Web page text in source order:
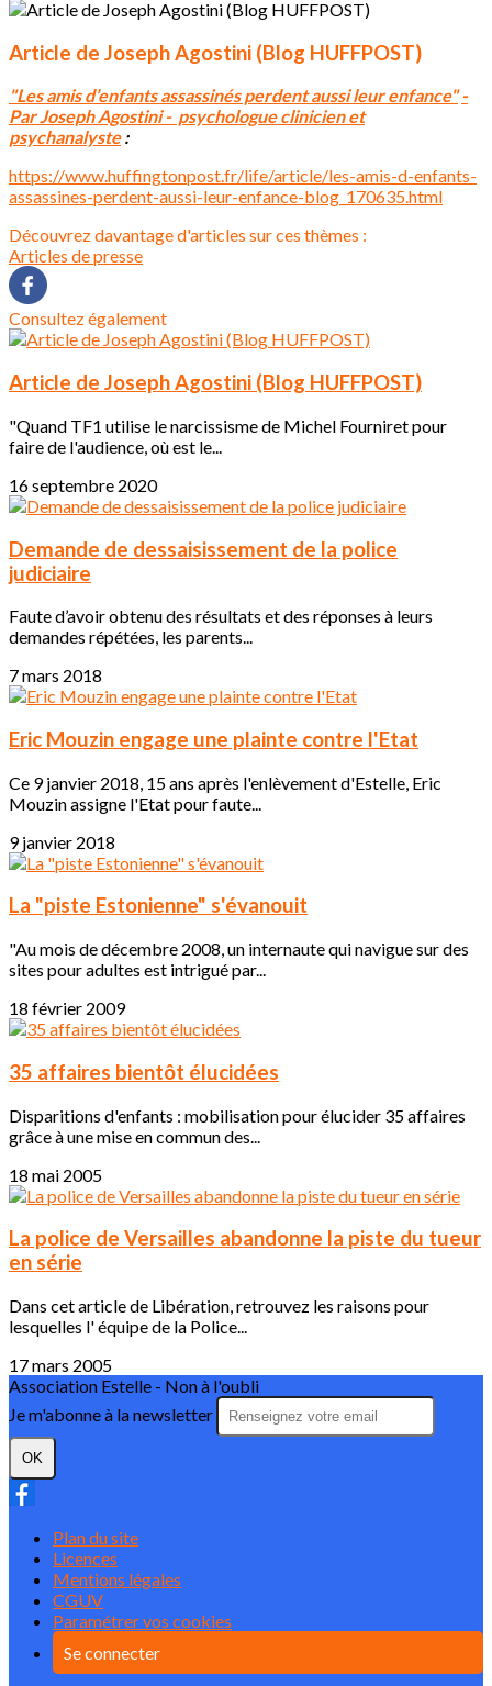
Article de Joseph Agostini (Blog HUFFPOST)
"Les amis d’enfants assassinés perdent aussi leur enfance" -
Par Joseph Agostini - psychologue clinicien et
psychanalyste:
https://www.huffingtonpost.fr/life/article/les-amis-d-enfants-
assassines-perdent-aussi-leur-enfance-blog_170635.html
Découvrez davantage d'articles sur ces thèmes :
Articles de presse
Consultez également
Article de Joseph Agostini (Blog HUFFPOST)
"Quand TF1 utilise le narcissisme de Michel Fourniret pour
faire de l'audience, où est le...
16 septembre 2020
Demande de dessaisissement de la police
judiciaire
Faute d’avoir obtenu des résultats et des réponses à leurs
demandes répétées, les parents...
7 mars 2018
Eric Mouzin engage une plainte contre l'Etat
Ce 9 janvier 2018, 15 ans après l'enlèvement d'Estelle, Eric
Mouzin assigne l'Etat pour faute...
9 janvier 2018
La "piste Estonienne" s'évanouit
"Au mois de décembre 2008, un internaute qui navigue sur des
sites pour adultes est intrigué par...
18 février 2009
35 affaires bientôt élucidées
Disparitions d'enfants : mobilisation pour élucider 35 affaires
grâce à une mise en commun des...
18 mai 2005
La police de Versailles abandonne la piste du tueur
en série
Dans cet article de Libération, retrouvez les raisons pour
lesquelles l' équipe de la Police...
17 mars 2005
Association Estelle - Non à l'oubli
Je m'abonne à la newsletter
OK
Plan du site
Licences
Mentions légales
CGUV
Paramétrer vos cookies
Se connecter